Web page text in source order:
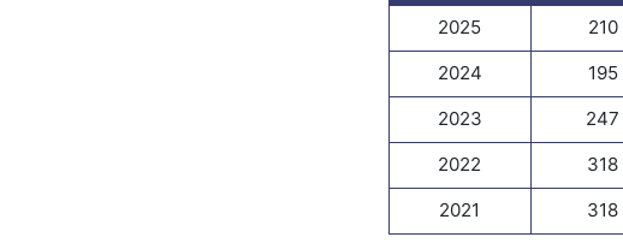
2025
210
2024 195
2023
2022 318
2021 318